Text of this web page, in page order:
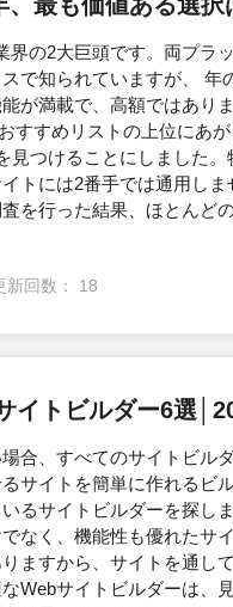
界の2大巨頭です。両プラ
で知られていますが、
が満載で、高額ではあり
すすめリストの上位にあ
見つけることにしました
トには2番手では通用し
を行った結果、ほとんど
新回数： 18
イトビルダー6選
合、すべてのサイトビル
サイトを簡単に作れるビ
るサイトビルダーを探し
なく、機能性も優れたサ
ますから、サイトを通し
Webサイトビルダーは、